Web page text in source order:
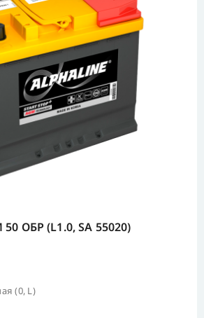
50 ОБР (L1.0, SA 55020)
(0, L)